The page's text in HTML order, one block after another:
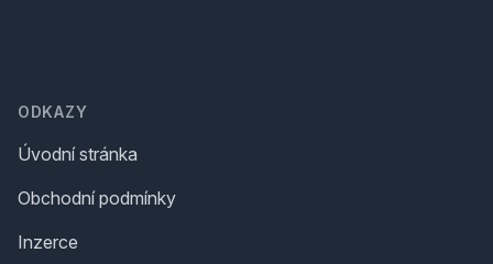
ODKAZY
Úvodní stránka
Obchodní podmínky
Inzerce